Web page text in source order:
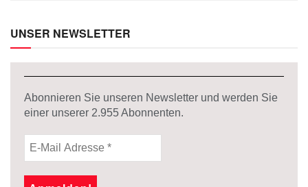
UNSER NEWSLETTER
Abonnieren Sie unseren Newsletter und werden Sie
einer unserer 2.955Abonnenten.